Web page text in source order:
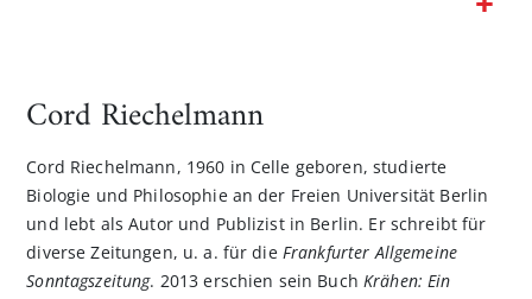
Bildgalerie
Cord Riechelmann
Cord Riechelmann, 1960 in Celle geboren, studierte
Biologie und Philosophie an der Freien Universität Berlin
und lebt als Autor und Publizist in Berlin. Er schreibt für
diverse Zeitungen, u. a. für die Frankfurter Allgemeine
Sonntagszeitung. 2013 erschien sein Buch Krähen: Ein